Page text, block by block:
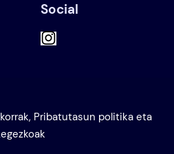
Social
Pribatutasun politika eta